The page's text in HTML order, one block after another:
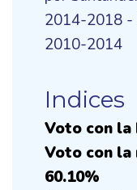
2014-2018 -
2010-2014
Indices
Voto con la
Voto con la
60.10%